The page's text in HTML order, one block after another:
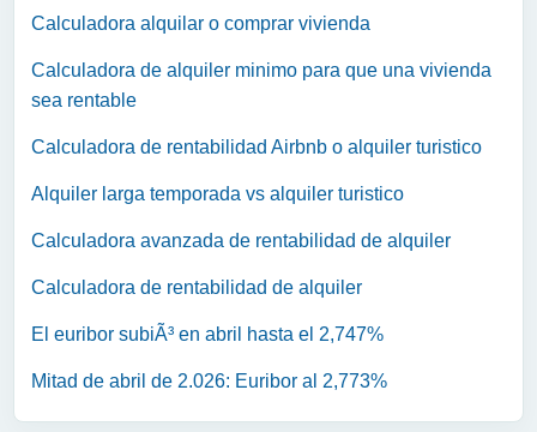
Calculadora alquilar o comprar vivienda
Calculadora de alquiler minimo para que una vivienda
sea rentable
Calculadora de rentabilidad Airbnb o alquiler turistico
Alquiler larga temporada vs alquiler turistico
Calculadora avanzada de rentabilidad de alquiler
Calculadora de rentabilidad de alquiler
El euribor subiÃ³ en abril hasta el 2,747%
Mitad de abril de 2.026: Euribor al 2,773%